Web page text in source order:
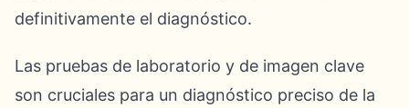
definitivamente el diagnóstico.
Las pruebas de laboratorio y de imagen clave
son cruciales para un diagnóstico preciso de la